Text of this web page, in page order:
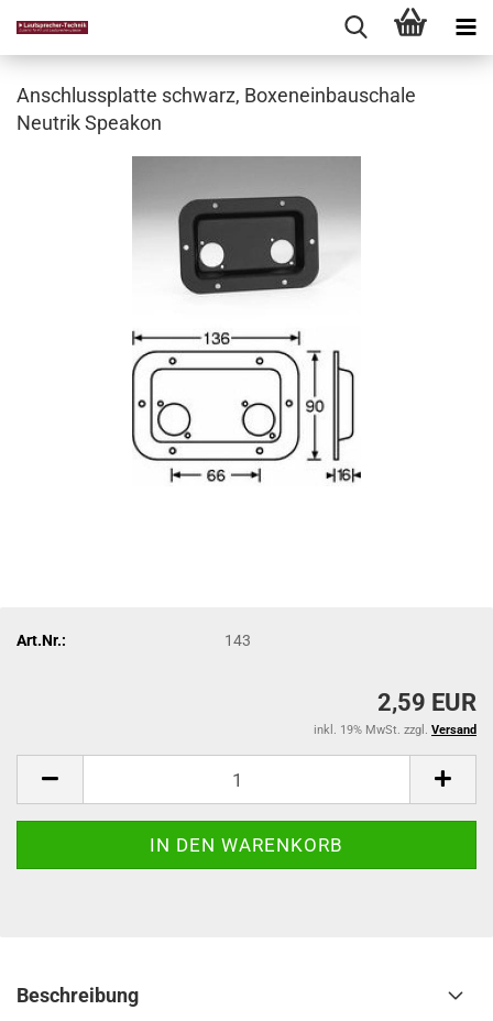
Anschlussplatte schwarz, Boxeneinbauschale
Neutrik Speakon
Art.Nr.: 143
2,59 EUR
inkl. 19% MwSt. zzgl. Versand
Beschreibung